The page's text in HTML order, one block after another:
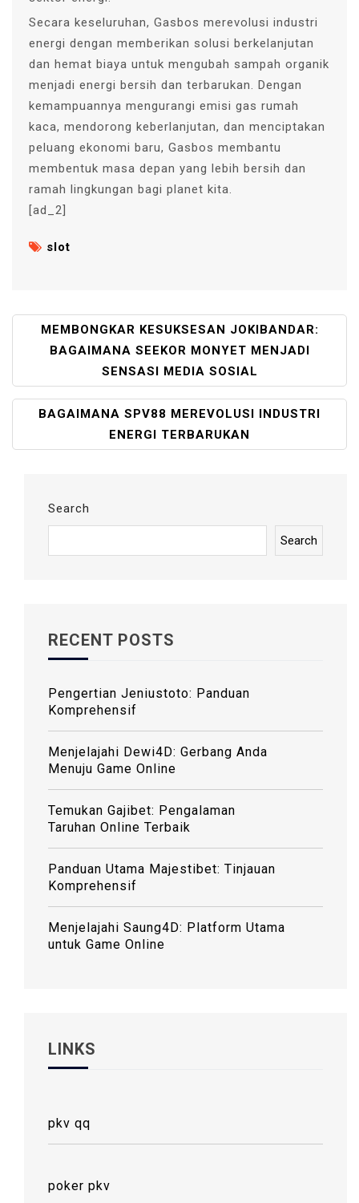
Secara keseluruhan, Gasbos merevolusi industri
energi dengan memberikan solusi berkelanjutan
dan hemat biaya untuk mengubah sampah organik
menjadi energi bersih dan terbarukan. Dengan
kemampuannya mengurangi emisi gas rumah
kaca, mendorong keberlanjutan, dan menciptakan
peluang ekonomi baru, Gasbos membantu
membentuk masa depan yang lebih bersih dan
ramah lingkungan bagi planet kita.
[ad_2]
slot
T
V
MEMBONGKAR KESUKSESAN JOKIBANDAR:
BAGAIMANA SEEKOR MONYET MENJADI
SENSASI MEDIA SOSIAL
BAGAIMANA SPV88 MEREVOLUSI INDUSTRI
ENERGI TERBARUKAN
Search
Search
RECENT POSTS
Pengertian Jeniustoto: Panduan
Komprehensif
Menjelajahi Dewi4D: Gerbang Anda
Menuju Game Online
Temukan Gajibet: Pengalaman
Taruhan Online Terbaik
Panduan Utama Majestibet: Tinjauan
Komprehensif
Menjelajahi Saung4D: Platform Utama
untuk Game Online
LINKS
pkv qq
poker pkv